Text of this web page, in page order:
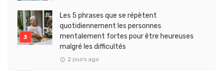
Les 5 phrases que se répètent
quotidiennement les personnes
mentalement fortes pour être heureuses
malgré les difficultés
2 jours ago